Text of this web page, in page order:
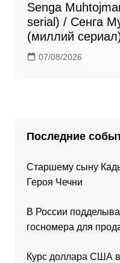
Senga
serial) / Сенга
(миллий
07/08/2026
Последние
Старшему сыну
Героя Чечни
В России
госномера для
Курс доллара США